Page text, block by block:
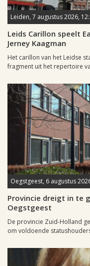
Leiden, 7 augustus 2026,
Leids Carillon speelt
Jerney Kaagman
Het carillon van het Leidse
fragment uit het repertoire
Oegstgeest, 6 augustus
Provincie dreigt in te
Oegstgeest
De provincie Zuid-Holland
om voldoende